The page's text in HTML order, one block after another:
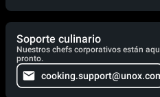
Soporte culinario
Nuestros chefs corporativos están
pronto.